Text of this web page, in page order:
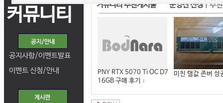
커뮤니티
공지사항/이벤트발표
이벤트 신청/안내
커뮤니티 추천게시물 운영진 선정|추
PNY RTX 5070 Ti OC D7
16GB 구매 후기
1
미친 램값 존버 성